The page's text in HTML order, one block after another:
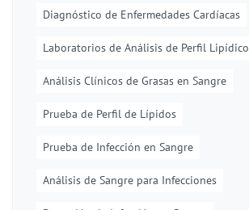
Diagnóstico de Enfermedades Cardíacas
Laboratorios de Análisis de Perfil Lipídico
Análisis Clínicos de Grasas en Sangre
Prueba de Perfil de Lípidos
Prueba de Infección en Sangre
Análisis de Sangre para Infecciones